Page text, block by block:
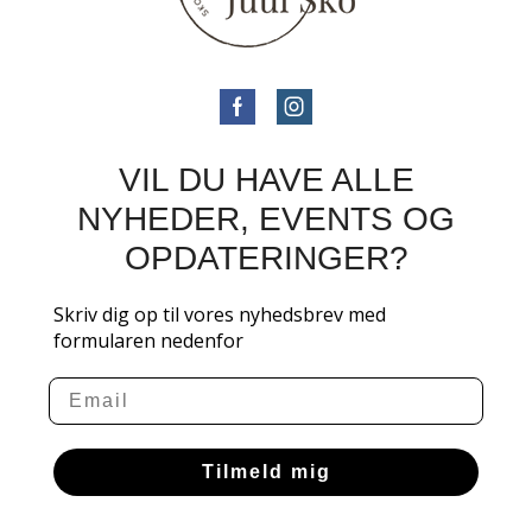
VIL DU HAVE ALLE
NYHEDER, EVENTS OG
OPDATERINGER?
Skriv dig op til vores nyhedsbrev med
formularen nedenfor
Email
Tilmeld mig